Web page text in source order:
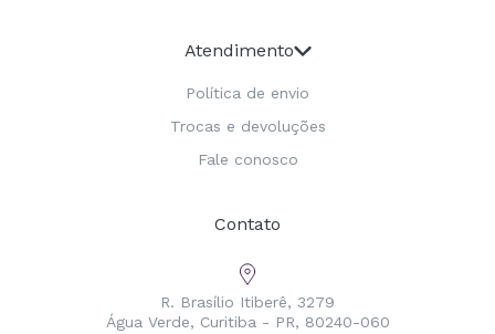
Atendimento
Política de envio
Trocas e devoluções
Fale conosco
Contato
R. Brasílio Itiberê, 3279
Água Verde, Curitiba - PR, 80240-060